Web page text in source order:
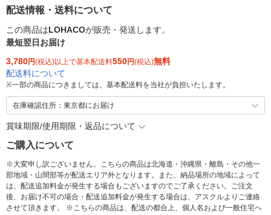
配送情報・送料について
この商品はLOHACOが販売・発送します。
最短翌日お届け
3,780円(税込)以上で基本配送料550円(税込)無料
配送料について
※一部の商品につきましては、基本配送料を当社が負担いたします。
在庫確認住所：東京都にお届け
賞味期限/使用期限・返品について
ご購入について
※大変申し訳ございません。こちらの商品は北海道・沖縄県・離島・その他一
部地域・山間部等が配送エリア外となります。また、納品場所の地域によって
は、配送追加料金が発生する場合もございますのでご了承ください。ご注文
後、お届け不可の場合・配送追加料金が発生する場合は、アスクルよりご連絡
させて頂きます。 ※こちらの商品は、配送の都合上、個人名および一般住宅へ